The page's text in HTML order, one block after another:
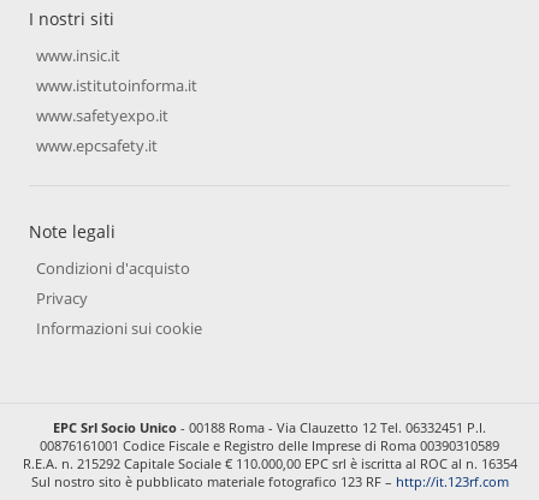
I nostri siti
www.insic.it
www.istitutoinforma.it
www.safetyexpo.it
www.epcsafety.it
Note legali
Condizioni d'acquisto
Privacy
Informazioni sui cookie
EPC Srl Socio Unico - 00188 Roma - Via Clauzetto 12 Tel. 06332451 P.I.
00876161001 Codice Fiscale e Registro delle Imprese di Roma 00390310589
R.E.A. n. 215292 Capitale Sociale € 110.000,00 EPC srl è iscritta al ROC al n. 16354
Sul nostro sito è pubblicato materiale fotografico 123 RF – http://it.123rf.com